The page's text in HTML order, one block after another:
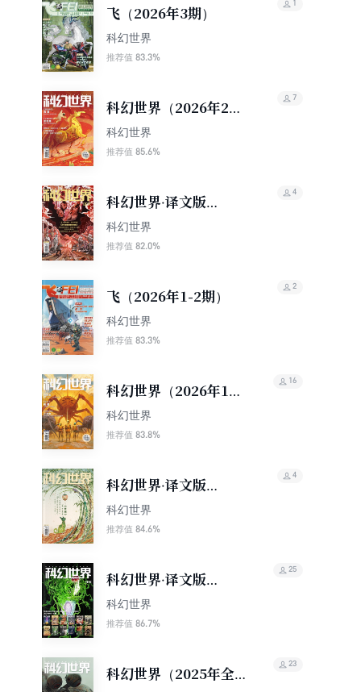
飞（2026年3期）
科幻世界
推荐值 83.3%
1
科幻世界（2026年2
期）
科幻世界
推荐值 85.6%
7
科幻世界·译文版
（2026年2期）
科幻世界
推荐值 82.0%
4
飞（2026年1-2期）
科幻世界
推荐值 83.3%
2
科幻世界（2026年1
期）
科幻世界
推荐值 83.8%
16
科幻世界·译文版
（2026年1期）
科幻世界
推荐值 84.6%
4
科幻世界·译文版
（2025年全年合集）
（套装共12册）
科幻世界
推荐值 86.7%
25
科幻世界（2025年全
23